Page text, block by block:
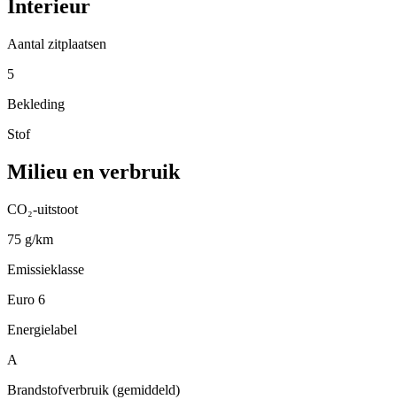
Interieur
Aantal zitplaatsen
5
Bekleding
Stof
Milieu en verbruik
CO₂-uitstoot
75 g/km
Emissieklasse
Euro 6
Energielabel
A
Brandstofverbruik (gemiddeld)